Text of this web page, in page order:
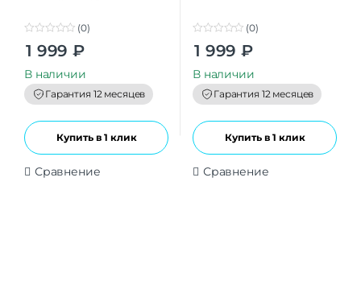
t
o
f
5
(0)
1 999 ₽
В наличии
Гарантия 12 месяцев
Купить в 1 клик
Сравнение
t
o
f
5
(0)
1 999 ₽
В наличии
Гарантия 12 месяцев
Купить в 1 клик
Сравнение